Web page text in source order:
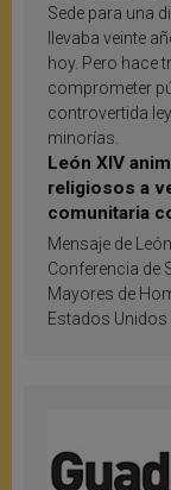
Sede para una
llevaba veinte
hoy. Pero hace
comprometer
controvertida
minorías.
León XIV
religiosos a
comunitaria
inspiración y
Mensaje de
Conferencia de
Mayores de
Estados Unidos